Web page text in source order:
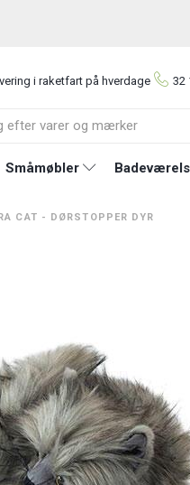
i raketfart på hverdage 32
Småmøbler
CAT - DØRSTOPPER DYR